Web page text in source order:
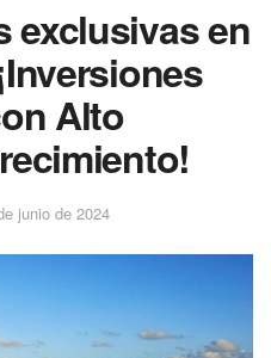
exclusivas en
Alto
junio de 2024